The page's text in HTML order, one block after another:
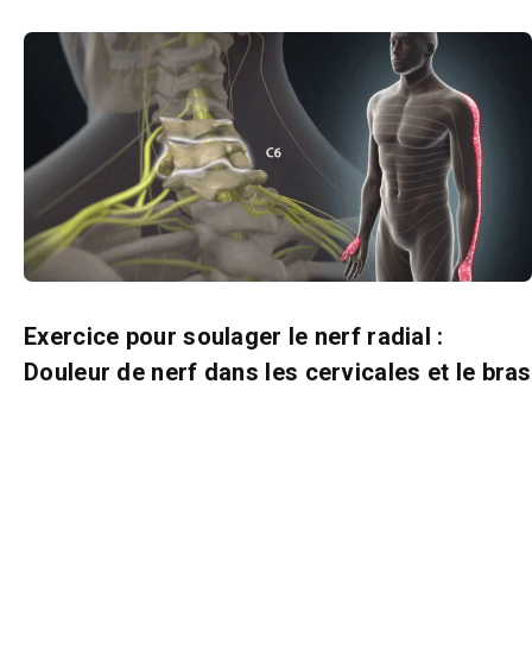
Exercice pour soulager le nerf radial :
Douleur de nerf dans les cervicales et le bras